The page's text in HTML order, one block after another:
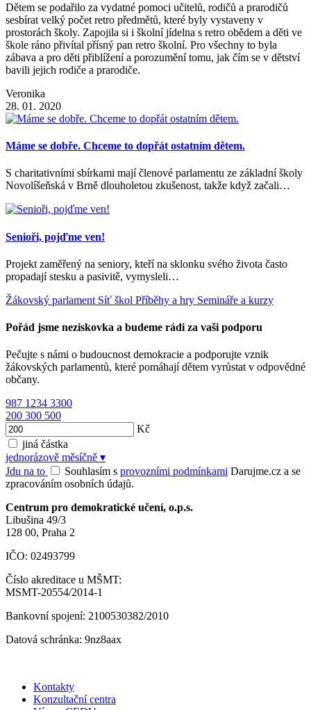
Dětem se podařilo za vydatné pomoci učitelů, rodičů a prarodičů
sesbírat velký počet retro předmětů, které byly vystaveny v
prostorách školy. Zapojila si i školní jídelna s retro obědem a děti ve
škole ráno přivítal přísný pan retro školní. Pro všechny to byla
zábava a pro děti přiblížení a porozumění tomu, jak čím se v dětství
bavili jejich rodiče a prarodiče.
Veronika
28. 01. 2020
Máme se dobře. Chceme to dopřát ostatním dětem.
S charitativními sbírkami mají členové parlamentu ze základní školy
Novolíšeňská v Brně dlouholetou zkušenost, takže když začali…
Senioři, pojďme ven!
Projekt zaměřený na seniory, kteří na sklonku svého života často
propadají stesku a pasivitě, vymysleli…
Žákovský parlament Síť škol Příběhy a hry Semináře a kurzy
Pořád jsme neziskovka a budeme rádi za vaši podporu
Pečujte s námi o budoucnost demokracie a podporujte vznik
žákovských parlamentů, které pomáhají dětem vyrůstat v odpovědné
občany.
987 1234 3300
200 300 500
Kč
jiná částka
jednorázově měsíčně ▾
Jdu na to
Souhlasím s provozními podmínkami Darujme.cz a se
zpracováním osobních údajů.
Centrum pro demokratické učení, o.p.s.
Libušina 49/3
128 00, Praha 2
IČO: 02493799
Číslo akreditace u MŠMT:
MSMT-20554/2014-1
Bankovní spojení: 2100530382/2010
Datová schránka: 9nz8aax
Kontakty
Konzultační centra